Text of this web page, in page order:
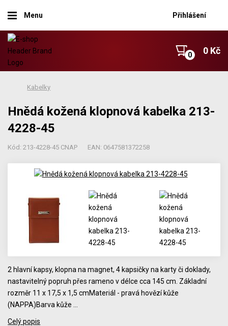
Menu Přihlášení
0 Kč
Kabelky
Hnědá kožená klopnová kabelka 213-
4228-45
Kód: 213-4228-45 CNAP EAN: 0647581372258
2 hlavní kapsy, klopna na magnet, 4 kapsičky na karty či doklady,
nastavitelný popruh přes rameno v délce cca 145 cm. Základní
rozměr 11 x 17,5 x 1,5 cmMateriál - pravá hovězí kůže
(NAPPA)Barva kůže …
Celý popis